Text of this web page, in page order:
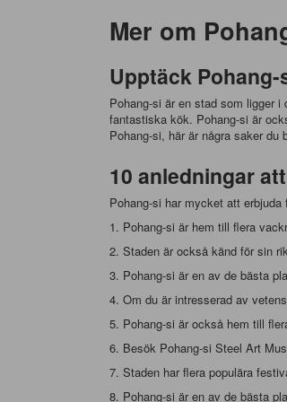
Mer om
Upptäck
Pohang-si är en stad som ligger
fantastiska kök. Pohang-si är
Pohang-si, här är några saker du
10 anledningar
Pohang-si har mycket att
1. Pohang-si är hem till flera
2. Staden är också känd för sin
3. Pohang-si är en av de bästa
4. Om du är intresserad av
5. Pohang-si är också hem till
6. Besök Pohang-si Steel Art
7. Staden har flera populära
8. Pohang-si är en av de bästa